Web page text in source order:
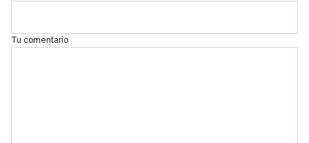
Tu comentario